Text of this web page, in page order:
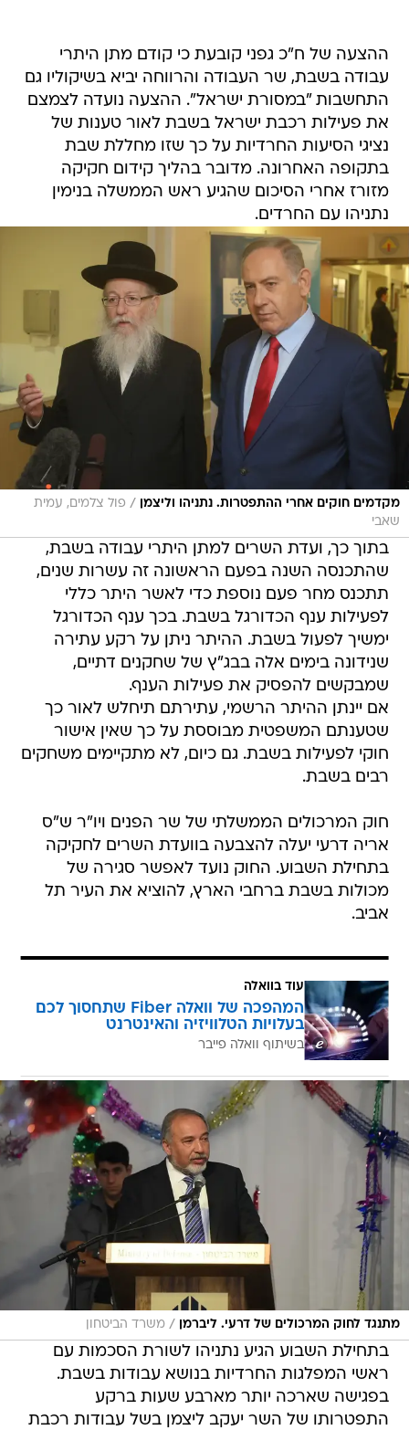
ההצעה של ח"כ גפני קובעת כי קודם מתן היתרי
עבודה בשבת, שר העבודה והרווחה יביא בשיקוליו גם
התחשבות "במסורת ישראל". ההצעה נועדה לצמצם
את פעילות רכבת ישראל בשבת לאור טענות של
נציגי הסיעות החרדיות על כך שזו מחללת שבת
בתקופה האחרונה. מדובר בהליך קידום חקיקה
מזורז אחרי הסיכום שהגיע ראש הממשלה בנימין
נתניהו עם החרדים.
מקדמים חוקים אחרי ההתפטרות. נתניהו וליצמן / פול צלמים, עמית
שאבי
בתוך כך, ועדת השרים למתן היתרי עבודה בשבת,
שהתכנסה השנה בפעם הראשונה זה עשרות שנים,
תתכנס מחר פעם נוספת כדי לאשר היתר כללי
לפעילות ענף הכדורגל בשבת. בכך ענף הכדורגל
ימשיך לפעול בשבת. ההיתר ניתן על רקע עתירה
שנידונה בימים אלה בבג"ץ של שחקנים דתיים,
שמבקשים להפסיק את פעילות הענף.
אם יינתן ההיתר הרשמי, עתירתם תיחלש לאור כך
שטענתם המשפטית מבוססת על כך שאין אישור
חוקי לפעילות בשבת. גם כיום, לא מתקיימים משחקים
רבים בשבת.
חוק המרכולים הממשלתי של שר הפנים ויו"ר ש"ס
אריה דרעי יעלה להצבעה בוועדת השרים לחקיקה
בתחילת השבוע. החוק נועד לאפשר סגירה של
מכולות בשבת ברחבי הארץ, להוציא את העיר תל
אביב.
עוד בוואלה
המהפכה של וואלה Fiber שתחסוך לכם
בעלויות הטלוויזיה והאינטרנט
בשיתוף וואלה פייבר
מתנגד לחוק המרכולים של דרעי. ליברמן / משרד הביטחון
בתחילת השבוע הגיע נתניהו לשורת הסכמות עם
ראשי המפלגות החרדיות בנושא עבודות בשבת.
בפגישה שארכה יותר מארבע שעות ברקע
התפטרותו של השר יעקב ליצמן בשל עבודות רכבת